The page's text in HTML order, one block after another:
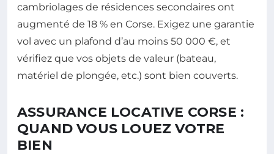
cambriolages de résidences secondaires ont
augmenté de 18 % en Corse. Exigez une garantie
vol avec un plafond d’au moins 50 000 €, et
vérifiez que vos objets de valeur (bateau,
matériel de plongée, etc.) sont bien couverts.
ASSURANCE LOCATIVE CORSE :
QUAND VOUS LOUEZ VOTRE
BIEN